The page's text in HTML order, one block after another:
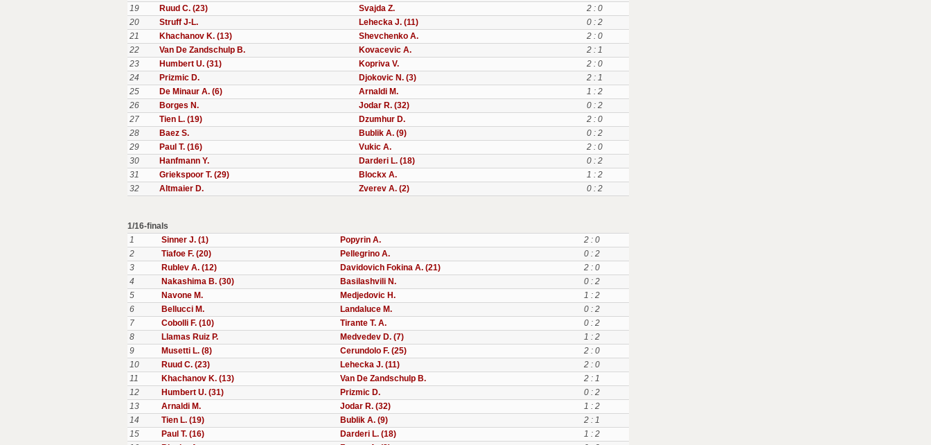
19
Ruud C. (23) Svajda Z.
2 : 0
20
Struff J-L. Lehecka J. (11)
0 : 2
21
Khachanov K. (13) Shevchenko A.
2 : 0
22
Van De Zandschulp B. Kovacevic A.
2 : 1
23
Humbert U. (31) Kopriva V.
2 : 0
24
Prizmic D. Djokovic N. (3)
2 : 1
25
De Minaur A. (6) Arnaldi M.
1 : 2
26
Borges N. Jodar R. (32)
0 : 2
27
Tien L. (19) Dzumhur D.
2 : 0
28
Baez S. Bublik A. (9)
0 : 2
29
Paul T. (16) Vukic A.
2 : 0
30
Hanfmann Y. Darderi L. (18)
0 : 2
31
Griekspoor T. (29) Blockx A.
1 : 2
32
Altmaier D. Zverev A. (2) 0 : 2
1/16-finals
1
Sinner J. (1) Popyrin A.
2 : 0
2
Tiafoe F. (20) Pellegrino A.
0 : 2
3
Rublev A. (12) Davidovich Fokina A. (21)
2 : 0
4
Nakashima B. (30) Basilashvili N.
0 : 2
5
Navone M. Medjedovic H.
1 : 2
6
Bellucci M. Landaluce M.
0 : 2
7
Cobolli F. (10) Tirante T. A.
0 : 2
8
Llamas Ruiz P. Medvedev D. (7)
1 : 2
9
Musetti L. (8) Cerundolo F. (25)
2 : 0
10
Ruud C. (23) Lehecka J. (11)
2 : 0
11
Khachanov K. (13) Van De Zandschulp B.
2 : 1
12
Humbert U. (31) Prizmic D.
0 : 2
13
Arnaldi M. Jodar R. (32)
1 : 2
14
Tien L. (19) Bublik A. (9)
2 : 1
15
Paul T. (16) Darderi L. (18)
1 : 2